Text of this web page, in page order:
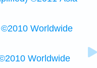
Worldwide
Worldwide